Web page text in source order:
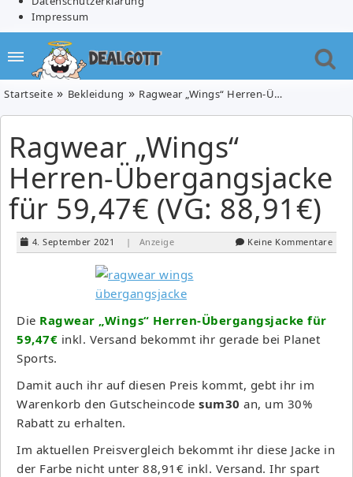
Impressum
Startseite Bekleidung Ragwear „Wings“ Herren-Übergangsjacke für 59,47€ (VG: 88,91€)
Ragwear „Wings“
Herren-Übergangsjacke
für 59,47€ (VG: 88,91€)
4. September 2021 | Anzeige Keine Kommentare
Die Ragwear „Wings“ Herren-Übergangsjacke für
59,47€ inkl. Versand bekommt ihr gerade bei Planet
Sports.
Damit auch ihr auf diesen Preis kommt, gebt ihr im
Warenkorb den Gutscheincode sum30 an, um 30%
Rabatt zu erhalten.
Im aktuellen Preisvergleich bekommt ihr diese Jacke in
der Farbe nicht unter 88,91€ inkl. Versand. Ihr spart